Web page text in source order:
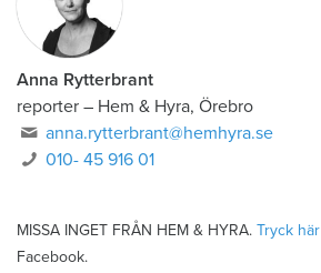
Anna Rytterbrant
reporter – Hem & Hyra, Örebro
anna.rytterbrant@hemhyra.se
010- 45 916 01
MISSA INGET FRÅN HEM & HYRA. Tryck här
Facebook.